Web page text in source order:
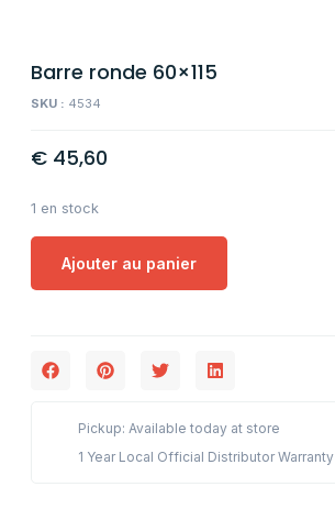
Barre ronde 60×115
SKU : 4534
€ 45,60
1 en stock
Ajouter au panier
Pickup: Available today at store
1 Year Local Official Distributor Warranty